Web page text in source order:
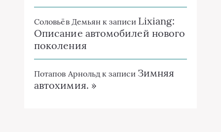
Соловьёв Демьян к записи Lixiang:
Описание автомобилей нового
поколения
Потапов Арнольд к записи Зимняя
автохимия. »